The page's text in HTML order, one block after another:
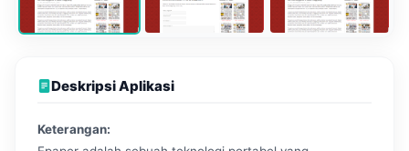
Deskripsi Aplikasi
Keterangan: